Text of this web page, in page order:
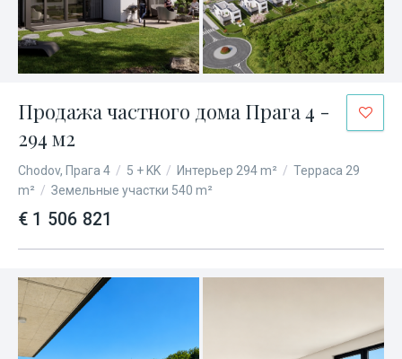
Продажа частного дома Прага 4 -
294 м2
Chodov, Прага 4 / 5 + KK / Интерьер 294 m² / Терраса 29
m² / Земельные участки 540 m²
€ 1 506 821